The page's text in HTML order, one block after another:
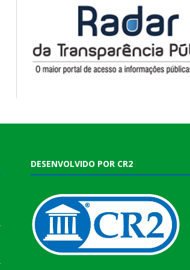
DESENVOLVIDO POR CR2